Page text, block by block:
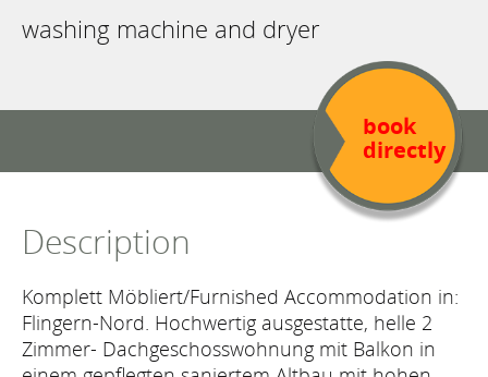
washing machine and dryer
book
directly
Description
Komplett Möbliert/Furnished Accommodation in:
Flingern-Nord. Hochwertig ausgestatte, helle 2
Zimmer- Dachgeschosswohnung mit Balkon in